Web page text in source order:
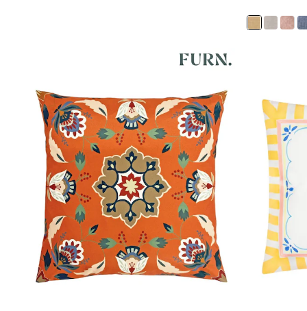
Skechers
GIRLS
New In
New in from Next
New In
Trending: Top & Short Sets
Trending: Clogs
Toy Story
THE SET
50 - 92cm
98 - 110cm
116 - 134cm
140 - 174cm
All Clothing
T-Shirts